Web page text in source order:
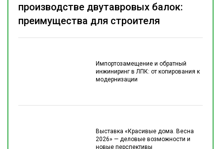
Импортозамещение и обратный
инжиниринг в ЛПК: от копирования к
модернизации
Выставка «Красивые дома. Весна
2026» — деловые возможности и
новые перспективы
производстве двутавровых балок:
преимущества для строителя